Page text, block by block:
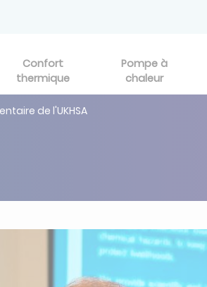
Confort
thermique
Pompe à
chaleur
de l'UKHSA